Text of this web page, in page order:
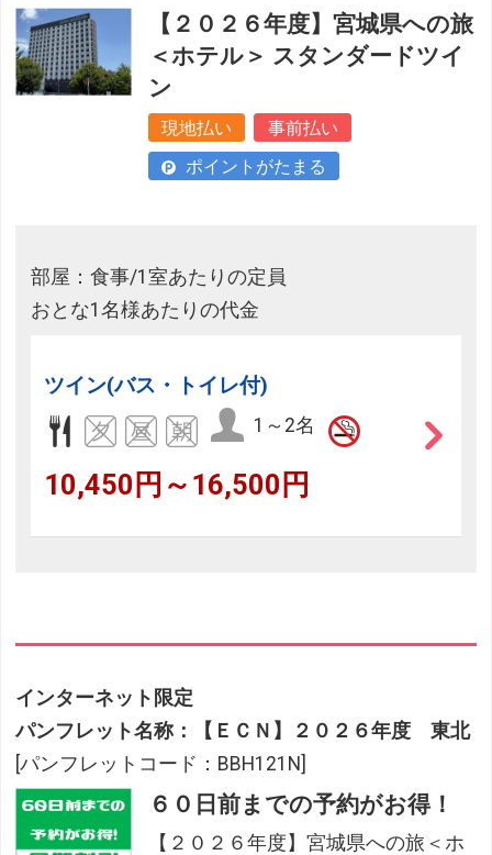
【２０２６年度】宮城県への旅
＜ホテル＞ スタンダードツイ
ン
現地払い
事前払い
ポイントがたまる
部屋：食事/1室あたりの定員
おとな1名様あたりの代金
ツイン(バス・トイレ付)
1～2名
10,450円～16,500円
インターネット限定
パンフレット名称：【ＥＣＮ】２０２６年度 東北
[パンフレットコード：BBH121N]
６０日前までの予約がお得！
【２０２６年度】宮城県への旅＜ホ